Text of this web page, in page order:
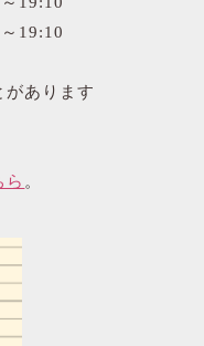
19:10
あります
ら 。